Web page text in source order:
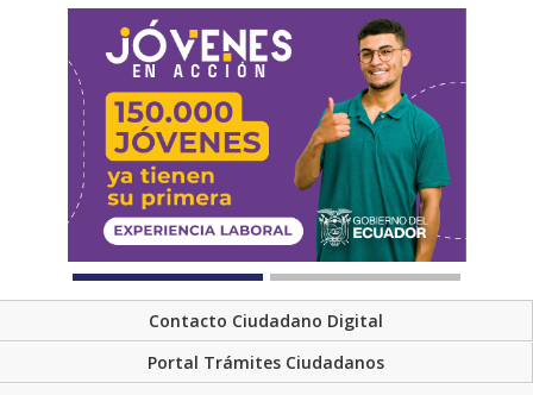
Contacto Ciudadano Digital
Portal Trámites Ciudadanos